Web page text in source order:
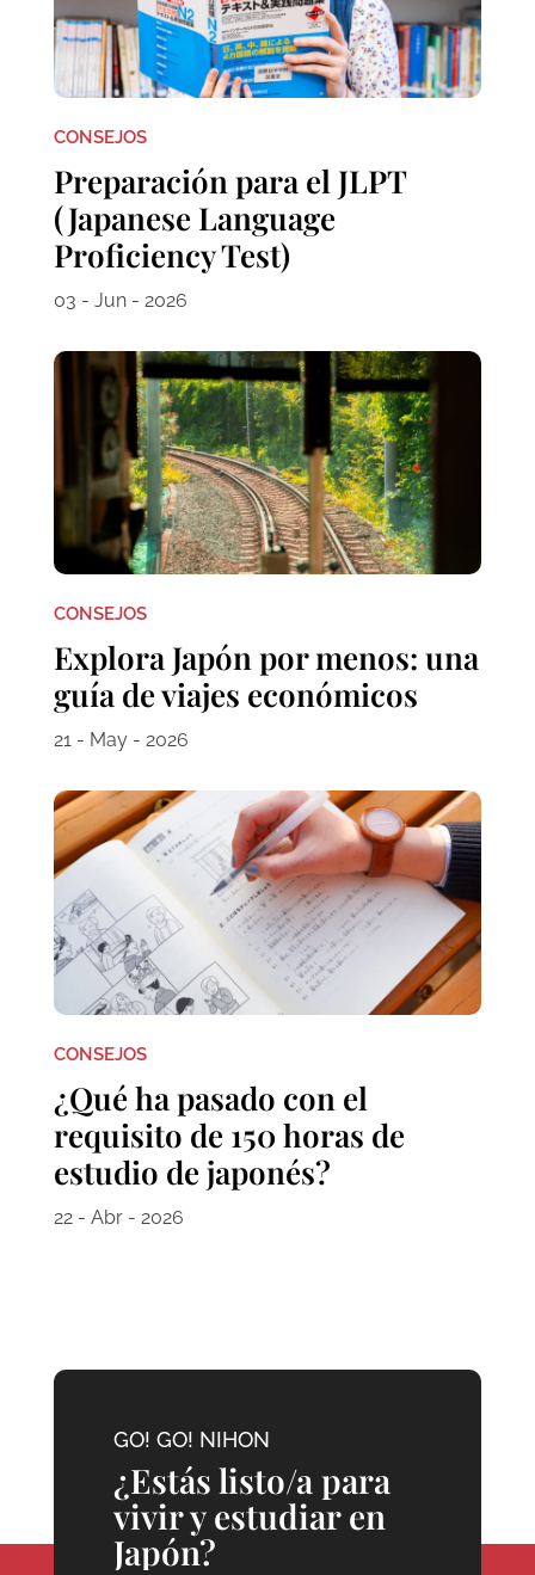
CONSEJOS
Preparación para el JLPT
(Japanese Language
Proficiency Test)
03 - Jun - 2026
CONSEJOS
Explora Japón por menos: una
guía de viajes económicos
21 - May - 2026
CONSEJOS
¿Qué ha pasado con el
requisito de 150 horas de
estudio de japonés?
22 - Abr - 2026
GO! GO! NIHON
¿Estás listo/a para
vivir y estudiar en
Japón?